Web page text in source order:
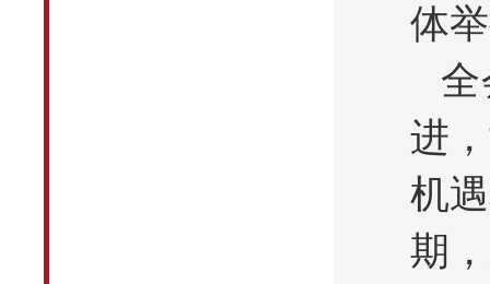
体
进
机
期